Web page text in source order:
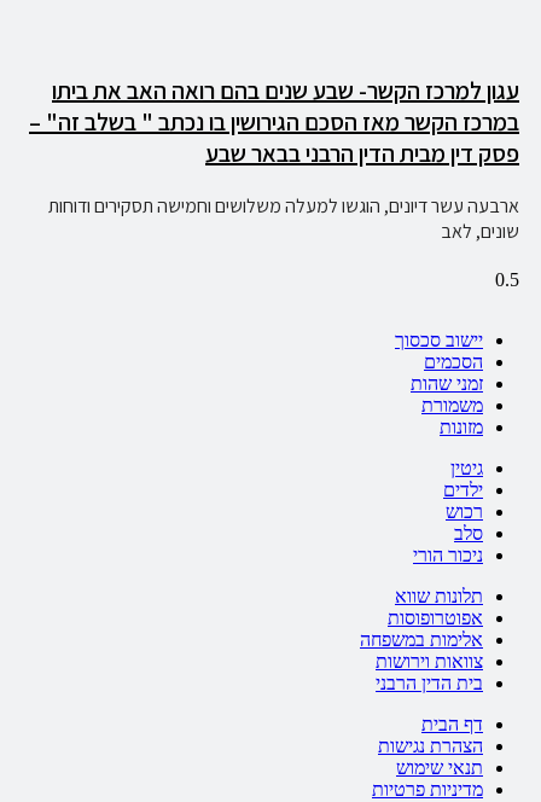
עגון למרכז הקשר- שבע שנים בהם רואה האב את ביתו
במרכז הקשר מאז הסכם הגירושין בו נכתב " בשלב זה" –
פסק דין מבית הדין הרבני בבאר שבע
ארבעה עשר דיונים, הוגשו למעלה משלושים וחמישה תסקירים ודוחות
שונים, לאב
יישוב סכסוך
הסכמים
זמני שהות
משמורת
מזונות
גיטין
ילדים
רכוש
סלב
ניכור הורי
תלונות שווא
אפוטרופוסות
אלימות במשפחה
צוואות וירושות
בית הדין הרבני
דף הבית
הצהרת נגישות
תנאי שימוש
מדיניות פרטיות